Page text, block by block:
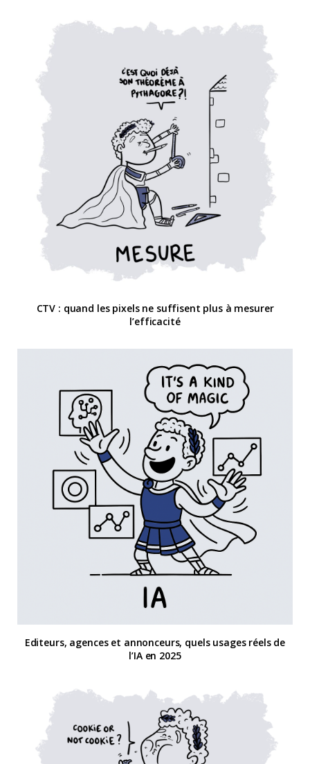
CTV : quand les pixels ne suffisent plus à mesurer
l’efficacité
Editeurs, agences et annonceurs, quels usages réels de
l’IA en 2025